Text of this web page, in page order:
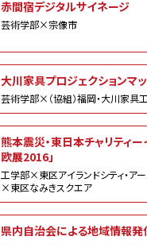
赤間宿デジタルサイネージ
芸術学部×宗像市
大川家具プロジェクションマ
芸術学部×（協組）福岡・大川家具
熊本震災・東日本チャリティ
欧展2016」
工学部×東区アイランドシティ・ア
×東区なみきスクエア
県内自治会による地域情報